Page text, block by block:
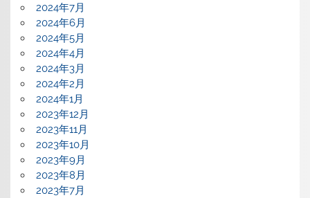
2024年7月
2024年6月
2024年5月
2024年4月
2024年3月
2024年2月
2024年1月
2023年12月
2023年11月
2023年10月
2023年9月
2023年8月
2023年7月